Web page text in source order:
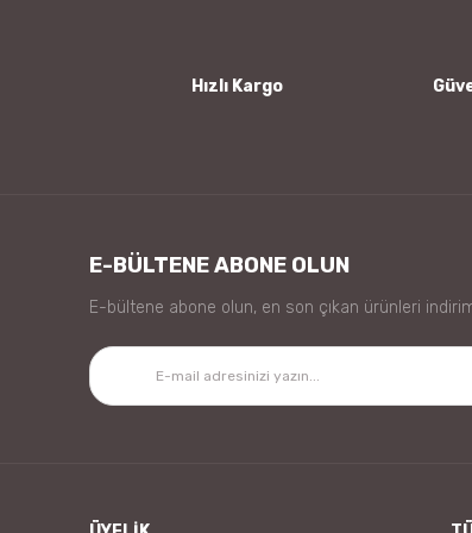
Hızlı Kargo
E-BÜLTENE ABONE OLUN
E-bültene abone olun, en son çıkan ürünleri